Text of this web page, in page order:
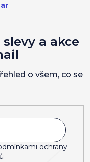
ochrany
a akce
o všem, co se